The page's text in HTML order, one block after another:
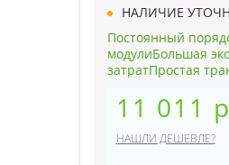
НАЛИЧИЕ
Постоянный
модулиБольшая
затратПростая
11 011
НАШЛИ ДЕШЕВЛЕ?